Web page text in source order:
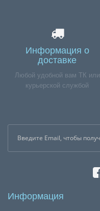
Информация о
доставке
Любой удобной вам ТК или
курьерской службой
Информация